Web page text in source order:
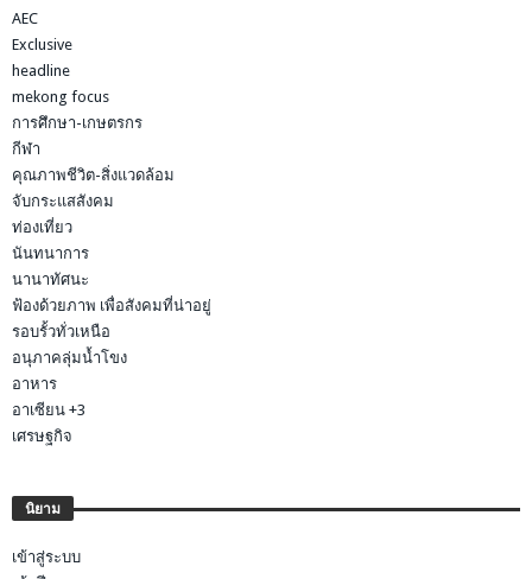
AEC
Exclusive
headline
mekong focus
การศึกษา-เกษตรกร
กีฬา
คุณภาพชีวิต-สิ่งแวดล้อม
จับกระแสสังคม
ท่องเที่ยว
นันทนาการ
นานาทัศนะ
ฟ้องด้วยภาพ เพื่อสังคมที่น่าอยู่
รอบรั้วทั่วเหนือ
อนุภาคลุ่มน้ำโขง
อาหาร
อาเซียน +3
เศรษฐกิจ
นิยาม
เข้าสู่ระบบ